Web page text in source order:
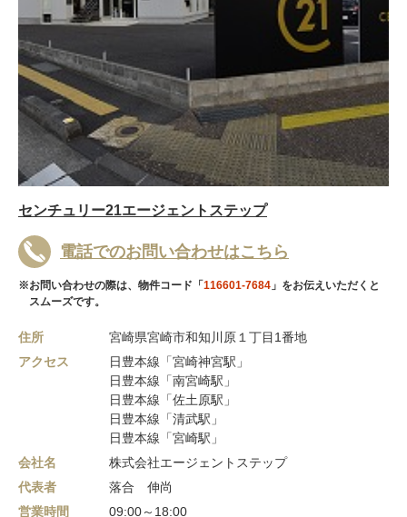
センチュリー21エージェントステップ
電話でのお問い合わせはこちら
※お問い合わせの際は、物件コード「116601-7684 」をお伝えいただくと
スムーズです。
住所
宮崎県宮崎市和知川原１丁目1番地
アクセス
日豊本線「宮崎神宮駅」
日豊本線「南宮崎駅」
日豊本線「佐土原駅」
日豊本線「清武駅」
日豊本線「宮崎駅」
会社名
株式会社エージェントステップ
代表者
落合 伸尚
営業時間
09:00～18:00